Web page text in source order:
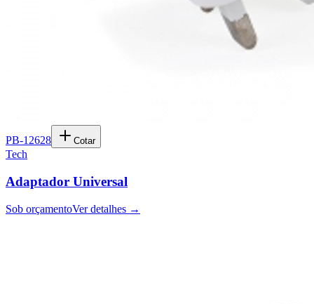
PB-12628 Cotar
Tech
Adaptador Universal
Sob orçamentoVer detalhes →